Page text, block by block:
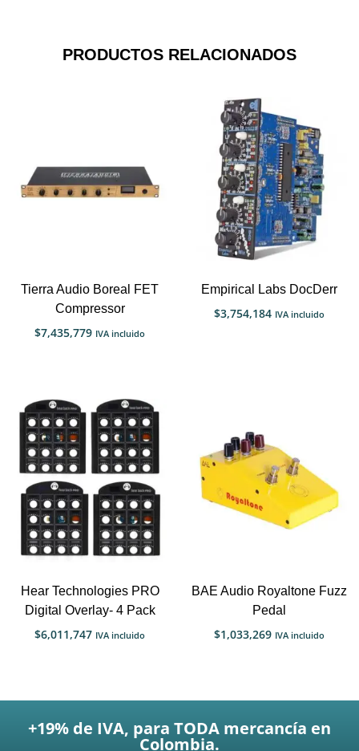
PRODUCTOS RELACIONADOS
Tierra Audio Boreal FET
Compressor
$7,435,779 IVA incluido
Empirical Labs DocDerr
$3,754,184 IVA incluido
Hear Technologies PRO
Digital Overlay- 4 Pack
$6,011,747 IVA incluido
BAE Audio Royaltone Fuzz
Pedal
$1,033,269 IVA incluido
+19% de IVA, para TODA mercancía en
Colombia.